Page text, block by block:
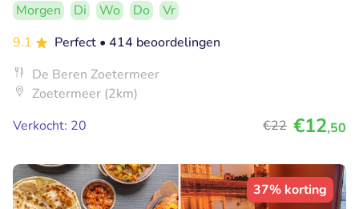
Morgen Di Wo Do
Vr
9.1
Perfect • 414 beoordelingen
De Beren Zoetermeer
Zoetermeer (2km)
Verkocht: 20
€22 €12,50
37% korting